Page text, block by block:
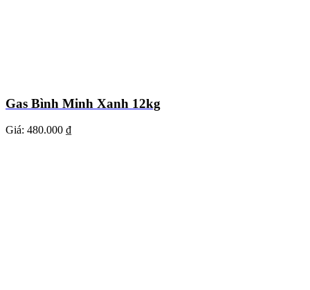
Gas Bình Minh Xanh 12kg
Giá: 480.000 ₫